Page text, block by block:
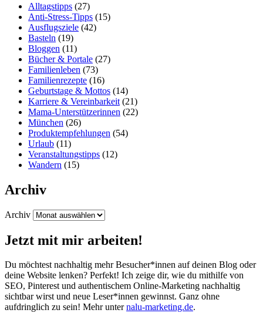
Alltagstipps (27)
Anti-Stress-Tipps (15)
Ausflugsziele (42)
Basteln (19)
Bloggen (11)
Bücher & Portale (27)
Familienleben (73)
Familienrezepte (16)
Geburtstage & Mottos (14)
Karriere & Vereinbarkeit (21)
Mama-Unterstützerinnen (22)
München (26)
Produktempfehlungen (54)
Urlaub (11)
Veranstaltungstipps (12)
Wandern (15)
Archiv
Archiv
Jetzt mit mir arbeiten!
Du möchtest nachhaltig mehr Besucher*innen auf deinen Blog oder
deine Website lenken? Perfekt! Ich zeige dir, wie du mithilfe von
SEO, Pinterest und authentischem Online-Marketing nachhaltig
sichtbar wirst und neue Leser*innen gewinnst. Ganz ohne
aufdringlich zu sein! Mehr unternalu-marketing.de.